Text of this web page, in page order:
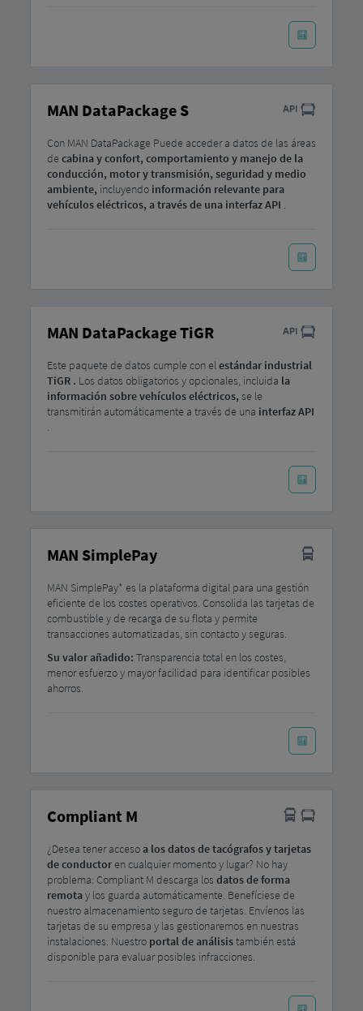
MAN DataPackage S
Con MAN DataPackage Puede acceder a datos de las áreas
de cabina y confort, comportamiento y manejo de la
conducción, motor y transmisión, seguridad y medio
ambiente, incluyendo información relevante para
vehículos eléctricos, a través de una interfaz API .
MAN DataPackage TiGR
Este paquete de datos cumple con elestándar industrial
TiGR . Los datos obligatorios y opcionales, incluida la
información sobre vehículos eléctricos, se le
transmitirán automáticamente a través de una interfaz API
.
MAN SimplePay
MAN SimplePay* es la plataforma digital para una gestión
eficiente de los costes operativos. Consolida las tarjetas de
combustible y de recarga de su flota y permite
transacciones automatizadas, sin contacto y seguras.
Su valor añadido: Transparencia total en los costes,
menor esfuerzo y mayor facilidad para identificar posibles
ahorros.
Compliant M
¿Desea tener accesoa los datos de tacógrafos y tarjetas
de conductoren cualquier momento y lugar? No hay
problema: Compliant M descarga los datos de forma
remotay los guarda automáticamente. Benefíciese de
nuestro almacenamiento seguro de tarjetas. Envíenos las
tarjetas de su empresa y las gestionaremos en nuestras
instalaciones. Nuestro portal de análisistambién está
disponible para evaluar posibles infracciones.